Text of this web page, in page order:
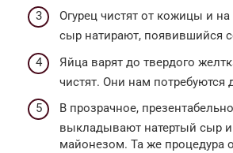
Огурец чистят от кожицы и на
сыр натирают, появившийся
Яйца варят до твердого
чистят. Они нам потребуются
В прозрачное,
выкладывают натертый сыр
майонезом. Та же процедура